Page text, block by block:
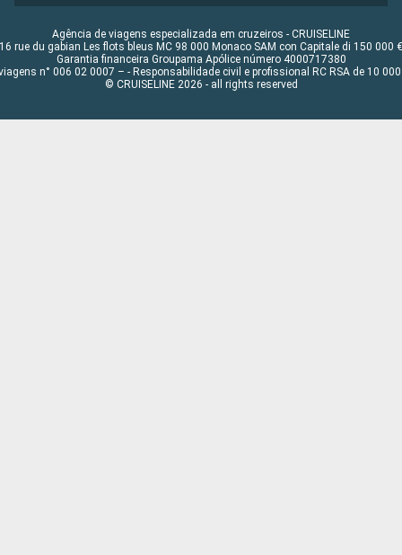
Agência de viagens especializada em cruzeiros - CRUISELINE
16 rue du gabian Les flots bleus MC 98 000 Monaco SAM con Capitale di 150 000 €
Garantia financeira Groupama Apólice número 4000717380
n° 006 02 0007 – - Responsabilidade civil e profissional RC RSA de 10 000
© CRUISELINE 2026 - all rights reserved